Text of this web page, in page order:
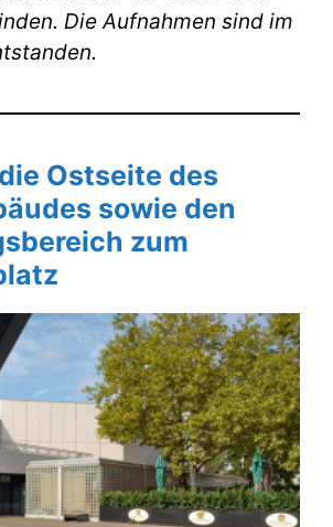
Die Aufnahmen sind im
Ostseite des
sowie den
zum